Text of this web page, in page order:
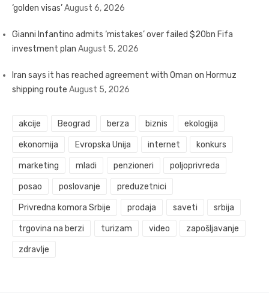
‘golden visas’August 6, 2026
Gianni Infantino admits ‘mistakes’ over failed $20bn Fifa
investment plan August 5, 2026
Iran says it has reached agreement with Oman on Hormuz
shipping route August 5, 2026
akcije Beograd berza biznis ekologija
ekonomija Evropska Unija internet konkurs
marketing mladi penzioneri poljoprivreda
posao poslovanje preduzetnici
Privredna komora Srbije prodaja saveti srbija
trgovina na berzi turizam video zapošljavanje
zdravlje